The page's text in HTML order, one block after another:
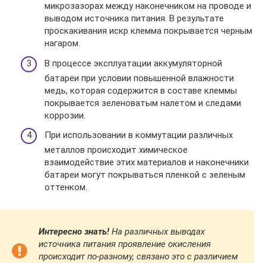
микрозазорах между наконечником на проводе и
выводом источника питания. В результате
проскакивания искр клемма покрывается черным
нагаром.
В процессе эксплуатации аккумуляторной
батареи при условии повышенной влажности
медь, которая содержится в составе клеммы
покрывается зеленоватым налетом и следами
коррозии.
При использовании в коммутации различных
металлов происходит химическое
взаимодействие этих материалов и наконечники
батареи могут покрываться пленкой с зеленым
оттенком.
Интересно знать! На различных выводах
источника питания проявление окисления
происходит по-разному, связано это с различием